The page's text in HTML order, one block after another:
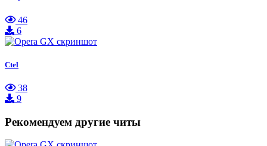
46
6
Ctel
38
9
Рекомендуем другие читы